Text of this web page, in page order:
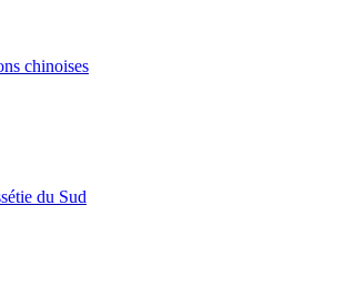
chinoises
du Sud